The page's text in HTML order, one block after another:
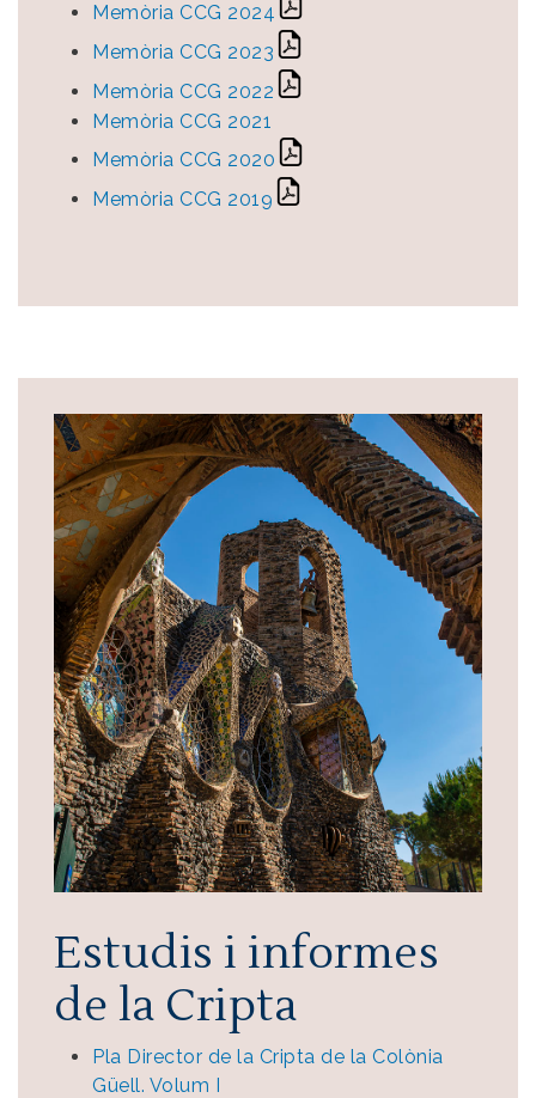
Memòria CCG 2024
Memòria CCG 2023
Memòria CCG 2022
Memòria CCG 2021
Memòria CCG 2020
Memòria CCG 2019
Image
Estudis i informes
de la Cripta
Pla Director de la Cripta de la Colònia
Güell. Volum I